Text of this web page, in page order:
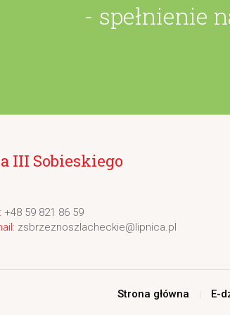
- spełnienie
III Sobieskiego
+48 59 821 86 59
zsbrzeznoszlacheckie@lipnica.pl
Strona główna E-